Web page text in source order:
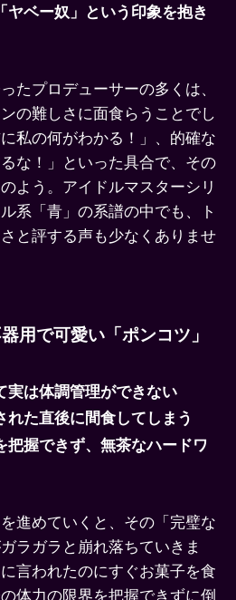
ヤベー奴」という印象を抱き
たプロデューサーの多くは、
の難しさに面食らうことでし
私の何がわかる！」、的確な
な！」といった具合で、その
よう。アイドルマスターシリ
系「青」の系譜の中でも、ト
と評する声も少なくありませ
用で可愛い「ポンコツ」
実は体調管理ができない
れた直後に間食してしまう
把握できず、無茶なハードワ
進めていくと、その「完璧な
ラガラと崩れ落ちていきま
言われたのにすぐお菓子を食
体力の限界を把握できずに倒